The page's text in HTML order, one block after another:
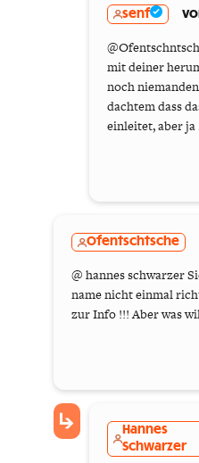
senf
mit deiner
noch
dachtem dass
einleitet, aber ja
Ofentschtsche
@ hannes schwarzer
name nicht einmal
zur Info !!! Aber was
Hannes
Schwarzer